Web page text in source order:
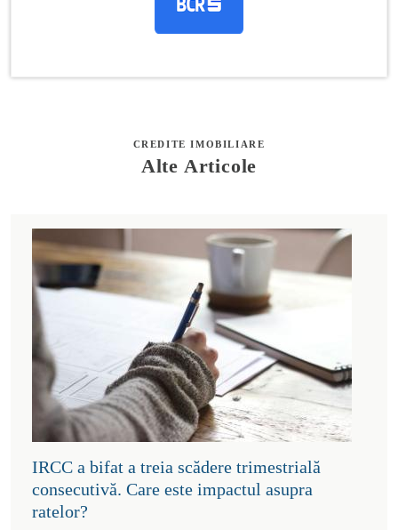
CREDITE IMOBILIARE
Alte Articole
IRCC a bifat a treia scădere trimestrială
consecutivă. Care este impactul asupra
ratelor?